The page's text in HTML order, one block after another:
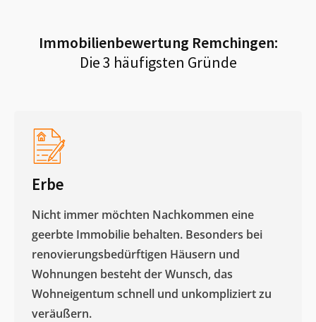
Immobilienbewertung Remchingen:
Die 3 häufigsten Gründe
Erbe
Nicht immer möchten Nachkommen eine
geerbte Immobilie behalten. Besonders bei
renovierungsbedürftigen Häusern und
Wohnungen besteht der Wunsch, das
Wohneigentum schnell und unkompliziert zu
veräußern. ​